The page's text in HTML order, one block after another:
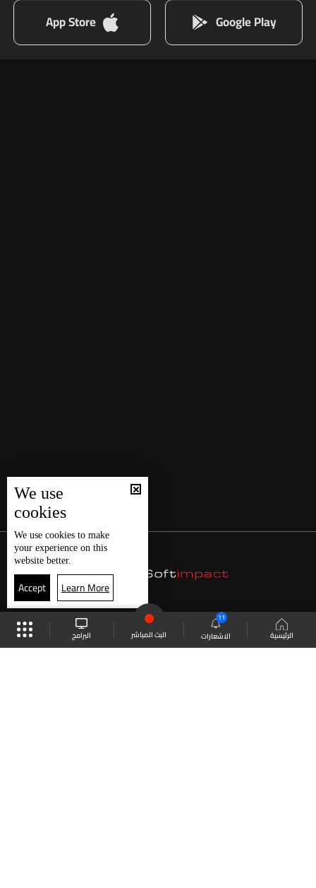
الرئيسية الاشعارات
11
البث المباشر البرامج
Google Play
App Store
We use
cookies
We use cookies to make
your experience on this
website better.
Accept Learn More
موقع البرامج الجدول البث المباشر